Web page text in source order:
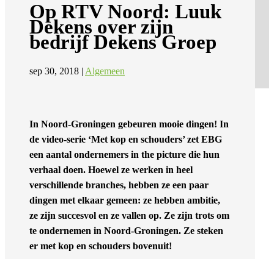
Op RTV Noord: Luuk
Dekens over zijn
bedrijf Dekens Groep
sep 30, 2018 | Algemeen
In Noord-Groningen gebeuren mooie dingen! In
de video-serie ‘Met kop en schouders’ zet EBG
een aantal ondernemers in the picture die hun
verhaal doen. Hoewel ze werken in heel
verschillende branches, hebben ze een paar
dingen met elkaar gemeen: ze hebben ambitie,
ze zijn succesvol en ze vallen op. Ze zijn trots om
te ondernemen in Noord-Groningen. Ze steken
er met kop en schouders bovenuit!